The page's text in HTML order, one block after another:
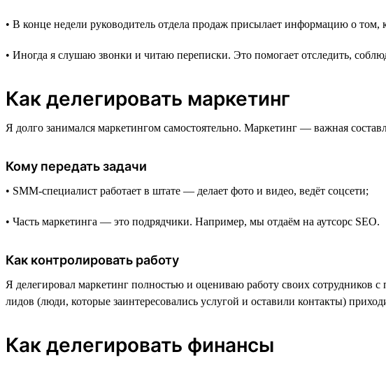
• В конце недели руководитель отдела продаж присылает информацию о
• Иногда я слушаю звонки и читаю переписки. Это помогает отследить,
Как делегировать маркетинг
Я долго занимался маркетингом самостоятельно. Маркетинг — важная
Кому передать задачи
• SMM-специалист работает в штате — делает фото и видео, ведёт соцсети;
• Часть маркетинга — это подрядчики. Например, мы отдаём на аутсорс SEO.
Как контролировать работу
Я делегировал маркетинг полностью и оцениваю работу своих
лидов (люди, которые заинтересовались услугой и оставили контакты)
Как делегировать финансы